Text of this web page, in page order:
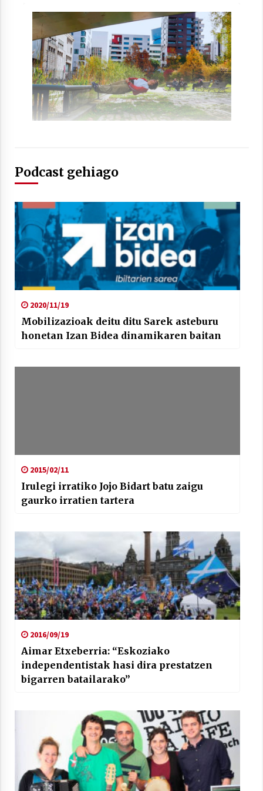
Berria egunkarian elkarrizketa
Arrosaren 20 urteez
2021/07/06
Hala Bedi irratiko Hizpidea saioan
Zebrabidearen denboraldi amaiera
EHZtik
2021/07/01
Telebistaren eskutik
Podcast gehiago
2020/11/19
Mobilizazioak deitu ditu Sarek asteburu
honetan Izan Bidea dinamikaren baitan
2015/02/11
Irulegi irratiko Jojo Bidart batu zaigu
gaurko irratien tartera
2016/09/19
Aimar Etxeberria: “Eskoziako
independentistak hasi dira prestatzen
bigarren batailarako”